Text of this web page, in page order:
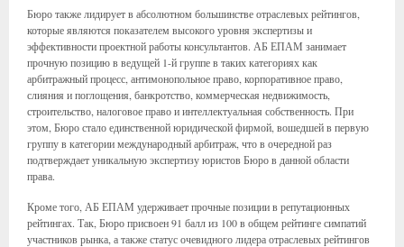
Бюро также лидирует в абсолютном большинстве отраслевых рейтингов,
которые являются показателем высокого уровня экспертизы и
эффективности проектной работы консультантов. АБ ЕПАМ занимает
прочную позицию в ведущей 1-й группе в таких категориях как
арбитражный процесс, антимонопольное право, корпоративное право,
слияния и поглощения, банкротство, коммерческая недвижимость,
строительство, налоговое право и интеллектуальная собственность. При
этом, Бюро стало единственной юридической фирмой, вошедшей в первую
группу в категории международный арбитраж, что в очередной раз
подтверждает уникальную экспертизу юристов Бюро в данной области
права.
Кроме того, АБ ЕПАМ удерживает прочные позиции в репутационных
рейтингах. Так, Бюро присвоен 91 балл из 100 в общем рейтинге симпатий
участников рынка, а также статус очевидного лидера отраслевых рейтингов